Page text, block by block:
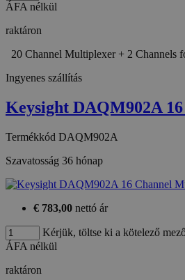
ÁFA nélkül
raktáron
20 Channel Multiplexer + 2 Channels
Ingyenes szállítás
Keysight DAQM902A
Termékkód DAQM902A
Szavatosság 36 hónap
€ 783,00 nettó ár
Kérjük, töltse ki a kötelező
ÁFA nélkül
raktáron